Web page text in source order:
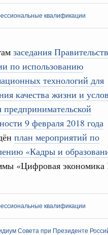
квалификации
заседания
по использованию
технологий для
качества жизни и
предпринимательской
9 февраля 2018 года
план мероприятий по
«Кадры и
«Цифровая экономика
квалификации
Совета при Президенте
союз.
Оверчука по
союз.
заседания актуальные задачи
продовольственной